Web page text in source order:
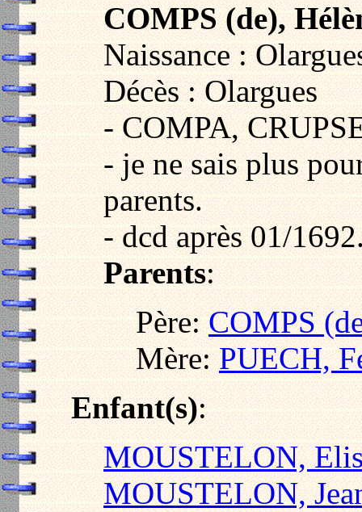
COMPS (de),
Naissance :
Décès : Olargues
- COMPA,
- je ne sais plus
parents.
- dcd après 01/
Parents:
Père:COMPS
Mère:PUECH,
Enfant(s):
MOUSTELON,
MOUSTELON,